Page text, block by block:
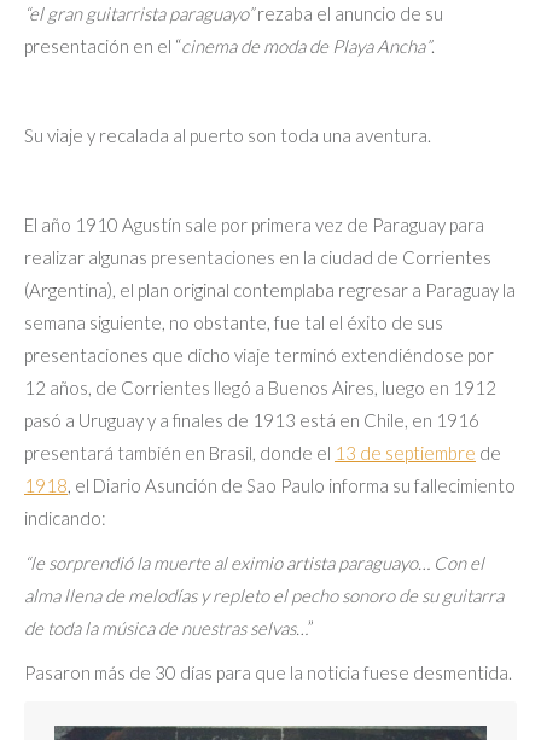
“el gran guitarrista paraguayo”rezaba el anuncio de su
presentación en el “cinema de moda de Playa Ancha”.
Su viaje y recalada al puerto son toda una aventura.
El año 1910 Agustín sale por primera vez de Paraguay para
realizar algunas presentaciones en la ciudad de Corrientes
(Argentina), el plan original contemplaba regresar a Paraguay la
semana siguiente, no obstante, fue tal el éxito de sus
presentaciones que dicho viaje terminó extendiéndose por
12 años, de Corrientes llegó a Buenos Aires, luego en 1912
pasó a Uruguay y a finales de 1913 está en Chile, en 1916
presentará también en Brasil, donde el 13 de septiembre de
1918, el Diario Asunción de Sao Paulo informa su fallecimiento
indicando:
“le sorprendió la muerte al eximio artista paraguayo… Con el
alma llena de melodías y repleto el pecho sonoro de su guitarra
de toda la música de nuestras selvas… ”
Pasaron más de 30 días para que la noticia fuese desmentida.